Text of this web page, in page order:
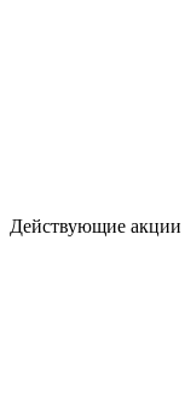
Действующие акции